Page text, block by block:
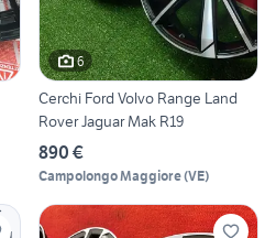
6
Cerchi Ford Volvo Range Land
Rover Jaguar Mak R19
890 €
Campolongo Maggiore(VE)